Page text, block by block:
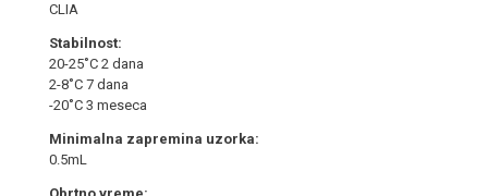
CLIA
Stabilnost:
20-25˚C 2 dana
2-8˚C 7 dana
-20˚C 3 meseca
Minimalna zapremina uzorka:
0.5mL